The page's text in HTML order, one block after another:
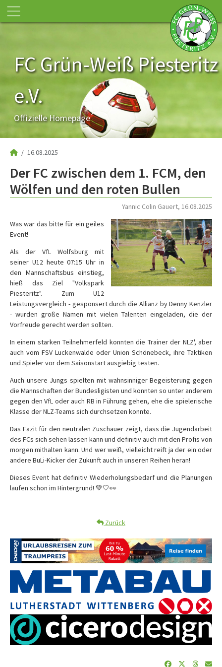
FC Grün-Weiß Piesteritz
e.V.
Offizielle Homepage
16.08.2025
Der FC zwischen dem 1. FCM, den
Wölfen und den roten Bullen
Yannic Colin Gauert, 16.08.2025
Was war das bitte für ein geiles
Event!
Als der VfL Wolfsburg mit
seiner U12 heute 07:15 Uhr in
den Mannschaftsbus einstieg,
hieß das Ziel "Volkspark
Piesteritz". Zum U12
Leistungsvergleich - gesponsert durch die Allianz by Denny Kenzler
- wurden große Namen mit vielen Talenten eingeladen, die der
Vorfreude gerecht werden sollten.
In einem starken Teilnehmerfeld konnten die Trainer der NLZ', aber
auch vom FSV Luckenwalde oder Union Schönebeck, ihre Taktiken
und Spieler vor dem Saisonstart ausgiebig testen.
Auch unsere Jungs spielten mit wahnsinniger Begeisterung gegen
die Mannschaften der Bundesligisten und konnten so unter anderem
gegen den VfL oder auch RB in Führung gehen, ehe die spielerische
Klasse der NLZ-Teams sich durchsetzen konnte.
Das Fazit für den neutralen Zuschauer zeigt, dass die Jugendarbeit
des FCs sich sehen lassen kann und definitiv auch mit den Profis von
morgen mithalten kann. Und wer weiß, vielleicht reift ja der ein oder
andere BuLi-Kicker der Zukunft auch in unseren Reihen heran!
Dieses Event hat definitiv Wiederholungsbedarf und die Planungen
laufen schon im Hintergrund! 💚🤍👀
Zurück